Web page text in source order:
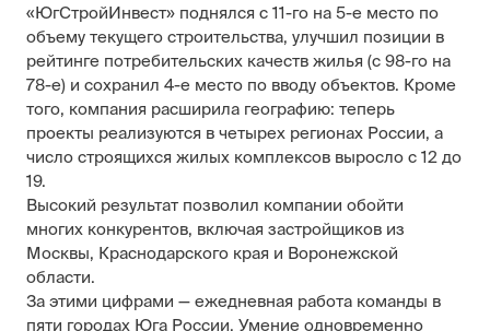
«ЮгСтройИнвест» поднялся с 11-го на 5-е место по
объему текущего строительства, улучшил позиции в
рейтинге потребительских качеств жилья (с 98-го на
78-е) и сохранил 4-е место по вводу объектов. Кроме
того, компания расширила географию: теперь
проекты реализуются в четырех регионах России, а
число строящихся жилых комплексов выросло с 12 до
19.
Высокий результат позволил компании обойти
многих конкурентов, включая застройщиков из
Москвы, Краснодарского края и Воронежской
области.
За этими цифрами — ежедневная работа команды в
пяти городах Юга России. Умение одновременно